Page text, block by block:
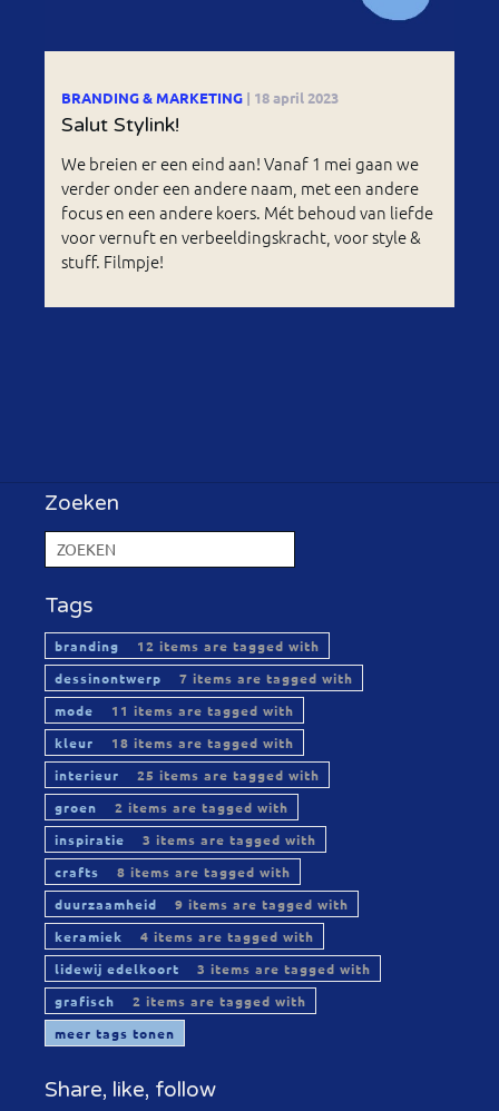
BRANDING & MARKETING | 18 april 2023
Salut Stylink!
We breien er een eind aan! Vanaf 1 mei gaan we
verder onder een andere naam, met een andere
focus en een andere koers. Mét behoud van liefde
voor vernuft en verbeeldingskracht, voor style &
stuff. Filmpje!
Zoeken
Tags
branding
12 items are tagged with
dessinontwerp
7 items are tagged with
mode
11 items are tagged with
kleur
18 items are tagged with
interieur
25 items are tagged with
groen
2 items are tagged with
inspiratie
3 items are tagged with
crafts
8 items are tagged with
duurzaamheid
9 items are tagged with
keramiek
4 items are tagged with
lidewij edelkoort
3 items are tagged with
grafisch
2 items are tagged with
meer tags tonen
Share, like, follow